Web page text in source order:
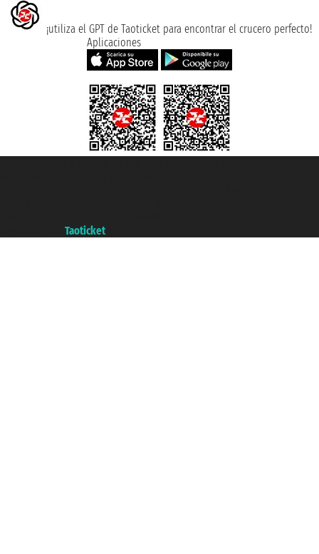
¡utiliza el GPT de Taoticket para encontrar el crucero perfecto!
Aplicaciones
Taoticket